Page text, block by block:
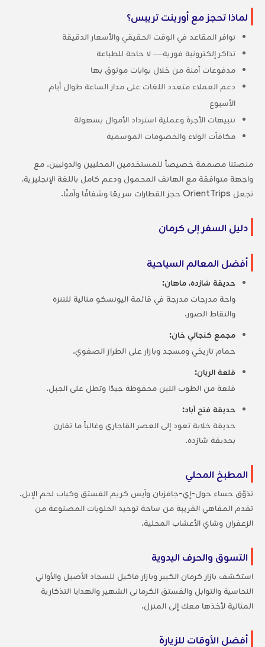
لماذا تحجز مع أورينت تريبس؟
توافر المقاعد في الوقت الحقيقي والأسعار الدقيقة
تذاكر إلكترونية فورية— لا حاجة للطباعة
مدفوعات آمنة من خلال بوابات موثوق بها
دعم العملاء متعدد اللغات على مدار الساعة طوال أيام
الأسبوع
تنبيهات الأجرة وعملية استرداد الأموال بسهولة
مكافآت الولاء والخصومات الموسمية
منصتنا مصممة خصيصاً للمستخدمين المحليين والدوليين. مع
واجهة متوافقة مع الهاتف المحمول ودعم كامل باللغة الإنجليزية،
تجعل OrientTrips حجز القطارات سريعًا وشفافًا وآمنًا.
دليل السفر إلى كرمان
أفضل المعالم السياحية
حديقة شازده، ماهان:
واحة مدرجات مدرجة في قائمة اليونسكو مثالية للتنزه
والتقاط الصور.
مجمع كنجالي خان:
حمام تاريخي ومسجد وبازار على الطراز الصفوي.
قلعة الريان:
قلعة من الطوب اللبن محفوظة جيدًا وتطل على الجبل.
حديقة فتح آباد:
حديقة خلابة تعود إلى العصر القاجاري وغالباً ما تقارن
بحديقة شازده.
المطبخ المحلي
تذوّق حساء جول-إي-جافزبان وآيس كريم الفستق وكباب لحم الإبل.
تقدم المقاهي القريبة من ساحة توحيد الحلويات المصنوعة من
الزعفران وشاي الأعشاب المحلية.
التسوق والحرف اليدوية
استكشف بازار كرمان الكبير وبازار فاكيل للسجاد الأصيل والأواني
النحاسية والتوابل والفستق الكرمانى الشهير والهدايا التذكارية
المثالية لأخذها معك إلى المنزل.
أفضل الأوقات للزيارة